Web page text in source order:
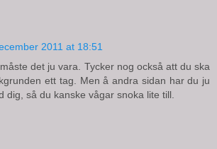
2011 at 18:51
det ju vara. Tycker nog också att du ska
ett tag. Men å andra sidan har du ju
dig, så du kanske vågar snoka lite till.